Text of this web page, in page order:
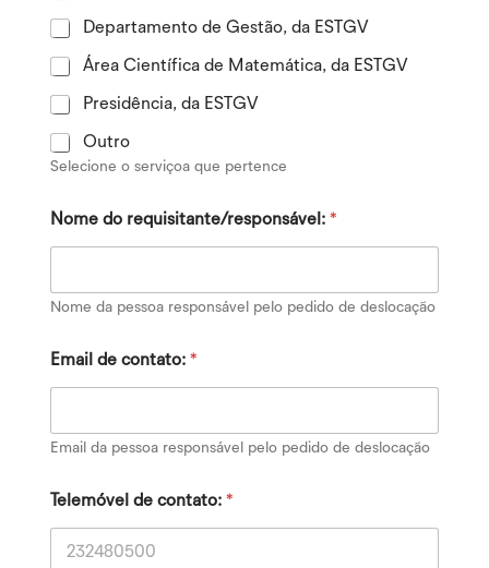
Departamento de Gestão, da ESTGV
Área Científica de Matemática, da ESTGV
Presidência, da ESTGV
Outro
Selecione o serviçoa que pertence
Nome do requisitante/responsável: *
Nome da pessoa responsável pelo pedido de deslocação
Email de contato: *
Email da pessoa responsável pelo pedido de deslocação
Telemóvel de contato: *